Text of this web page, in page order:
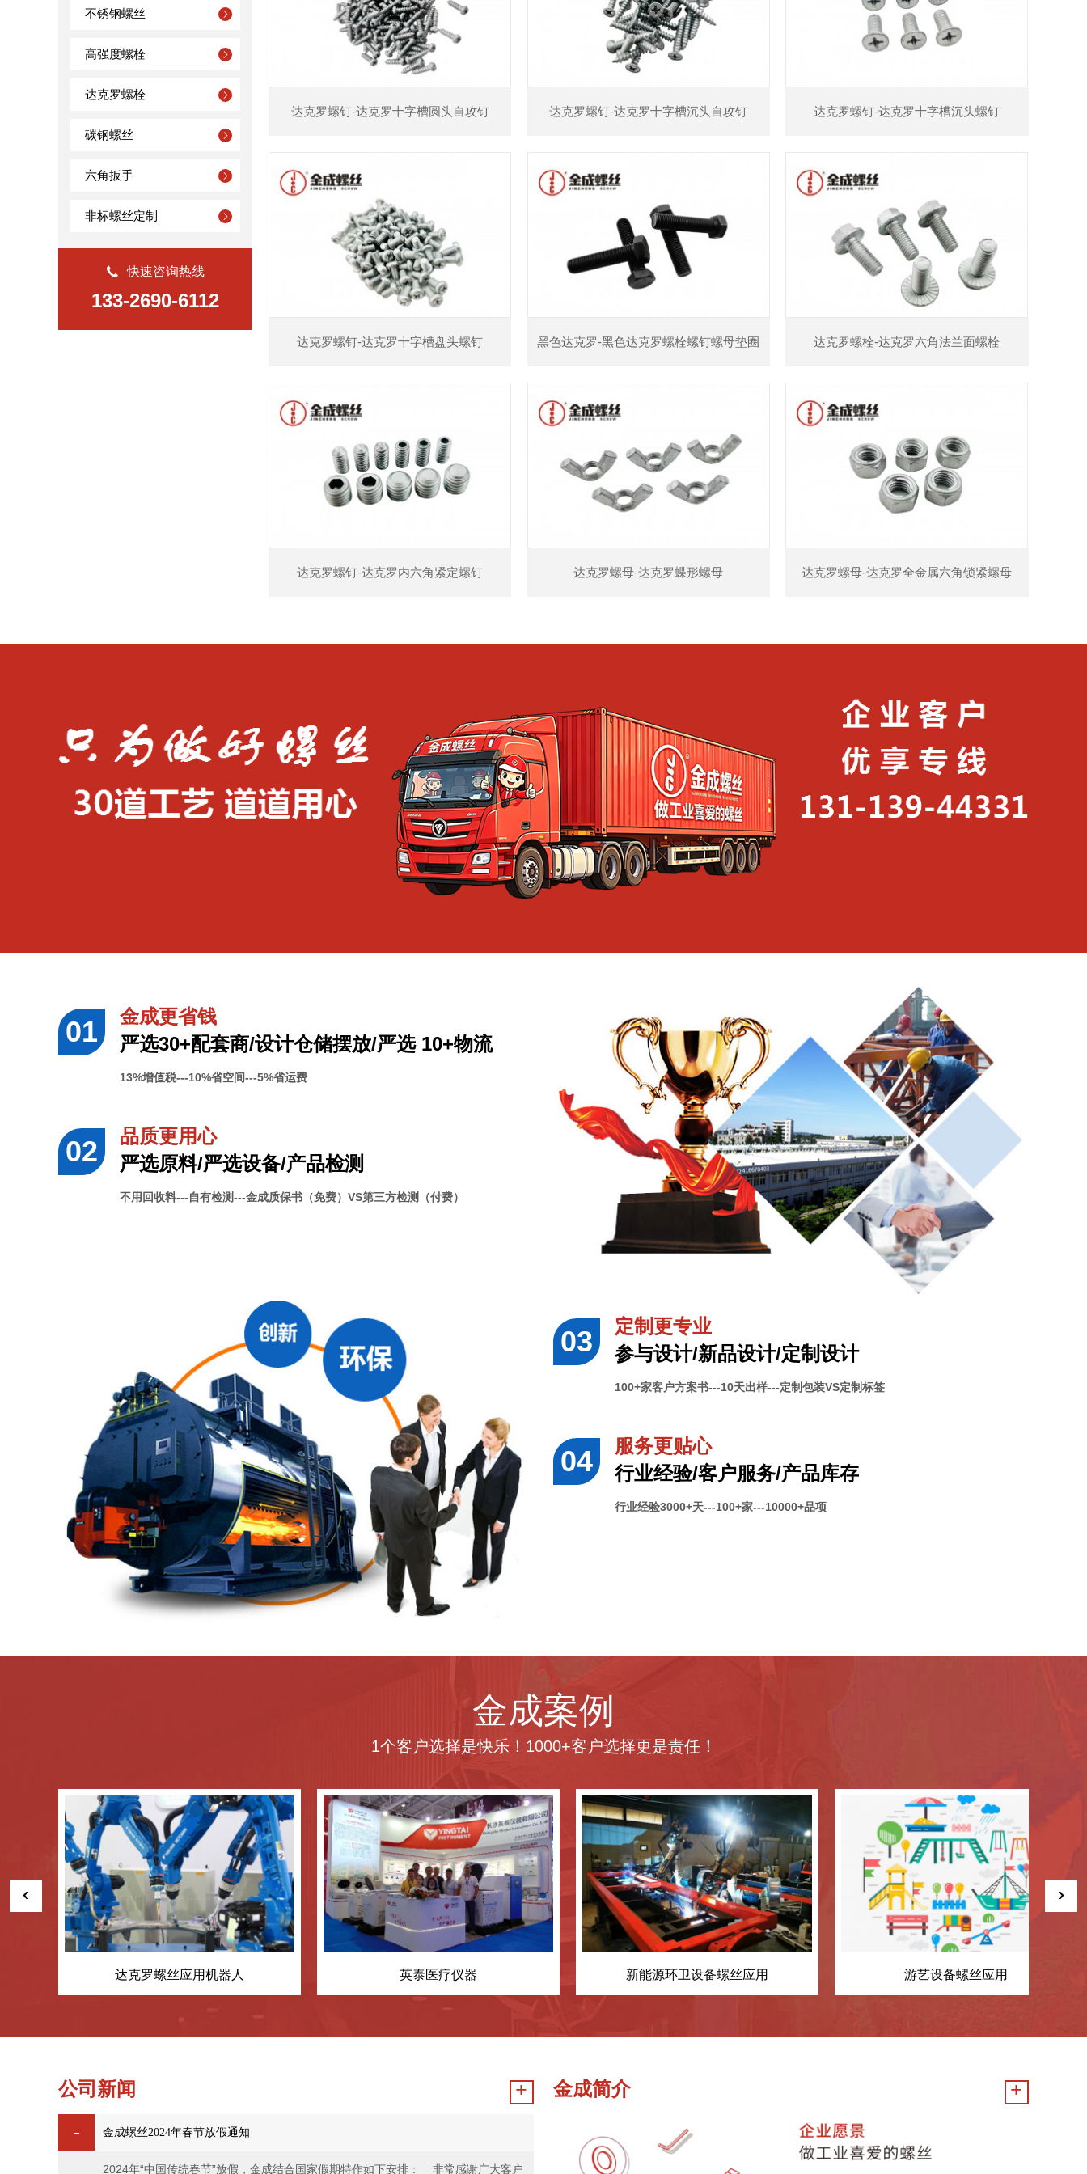
不锈钢螺丝
高强度螺栓
达克罗螺栓
碳钢螺丝
六角扳手
非标螺丝定制
快速咨询热线
133-2690-6112
查看详情
达克罗螺钉-达克罗十字槽圆头自攻钉
查看详情
达克罗螺钉-达克罗十字槽沉头自攻钉
查看详情
达克罗螺钉-达克罗十字槽沉头螺钉
达克罗螺钉-达克罗十字槽盘头螺钉
查看详情
黑色达克罗-黑色达克罗螺栓螺钉螺母垫圈
查看详情
达克罗螺栓-达克罗六角法兰面螺栓
达克罗螺钉-达克罗内六角紧定螺钉
查看详情
达克罗螺母-达克罗蝶形螺母
查看详情
达克罗螺母-达克罗全金属六角锁紧螺母
金成更省钱
严选30+配套商/设计仓储摆放/严选 10+物流
13%增值税---10%省空间---5%省运费
品质更用心
严选原料/严选设备/产品检测
不用回收料---自有检测---金成质保书（免费）VS第三方检测（付费）
定制更专业
参与设计/新品设计/定制设计
100+家客户方案书---10天出样---定制包装VS定制标签
服务更贴心
行业经验/客户服务/产品库存
行业经验3000+天---100+家---10000+品项
金成案例
1个客户选择是快乐！1000+客户选择更是责任！
克罗螺丝应用机器人 新能源环卫设备螺丝应用
‹ ›
公司新闻 +
金成螺丝2024年春节放假通知
2024年“中国传统春节”放假，金成结合国家假期特作如下安排： 非常感谢广大客户
金成简介 +